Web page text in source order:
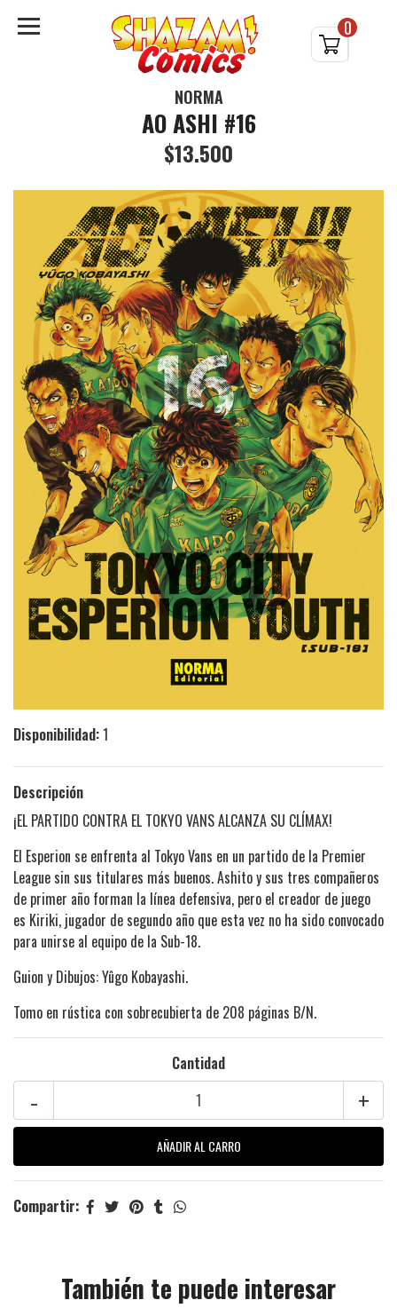
0
NORMA
AO ASHI #16
$13.500
Disponibilidad:1
Descripción
¡EL PARTIDO CONTRA EL TOKYO VANS ALCANZA SU CLÍMAX!
El Esperion se enfrenta al Tokyo Vans en un partido de la Premier
League sin sus titulares más buenos. Ashito y sus tres compañeros
de primer año forman la línea defensiva, pero el creador de juego
es Kiriki, jugador de segundo año que esta vez no ha sido convocado
para unirse al equipo de la Sub-18.
Guion y Dibujos: Yûgo Kobayashi.
Tomo en rústica con sobrecubierta de 208 páginas B/N.
Cantidad
+
-
Compartir:
También te puede interesar